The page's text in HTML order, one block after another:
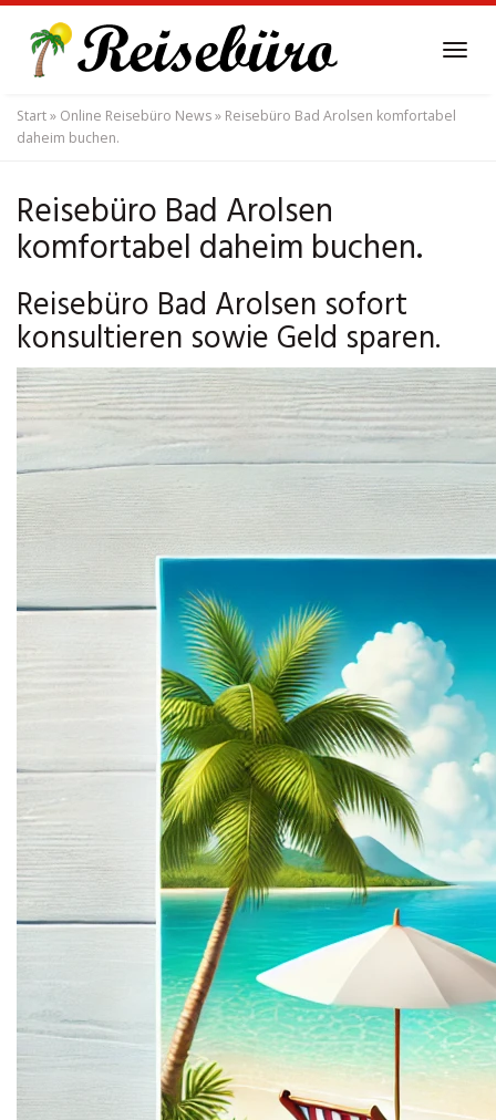
main
content
Start» Online Reisebüro News» Reisebüro Bad Arolsen komfortabel
daheim buchen.
Reisebüro Bad Arolsen
komfortabel daheim buchen.
Reisebüro Bad Arolsen sofort
konsultieren sowie Geld sparen.